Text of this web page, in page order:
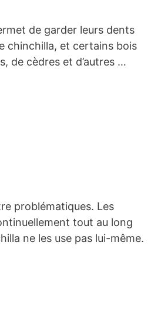
de garder leurs dents
chinchilla, et certains bois
de cèdres et d’autres …
problématiques. Les
tout au long
ne les use pas lui-même.